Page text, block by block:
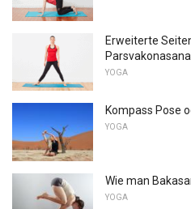
Erweiterte
Parsvakonasana
YOGA
Kompass Pose
YOGA
Wie man
YOGA